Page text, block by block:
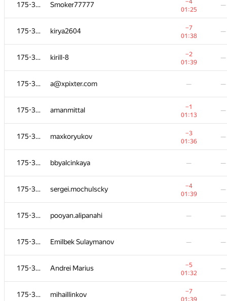
175-364 Smoker77777
−4
01:25
—
175-364 kirya2604
−7
01:38
—
175-364 kirill-8
−2
01:39
—
175-364 a@xpixter.com — —
175-364 amanmittal
−1
01:13
—
175-364 maxkoryukov
−3
01:36
—
175-364 bbyalcinkaya — —
175-364 sergei.mochulscky
−4
01:39
—
175-364 pooyan.alipanahi — —
175-364 Emilbek Sulaymanov — —
175-364 Andrei Marius
−5
01:32
—
175-364 mihaillinkov
−7
01:39
—
01:37
kirill-146
−1
01:03
yurysmn —
art-grachyov
Станислав Жолнин —
Андрей Ким —
pp pp
gskhirtladze —
Maxim Velikanov
01:39
lilian.ciobanu
neden —
mbaros
−7
01:22